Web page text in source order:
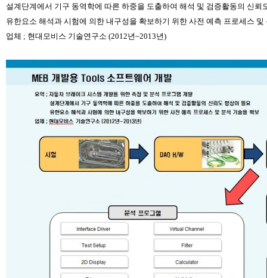
설계단계에서 기구 동역학에 따른 하중을 도출하여 해석 및 검증활동의 신 뢰
유한요소 해석과 시험에 의한 내구성을 확보하기 위한 사전 예측 프로세스 및
업체 ; 현대모비스 기술연구소 (2012년~2013년)